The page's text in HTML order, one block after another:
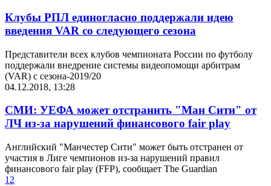
Клубы РПЛ единогласно поддержали идею
введения VAR со следующего сезона
Представители всех клубов чемпионата России по футболу
поддержали внедрение системы видеопомощи арбитрам
(VAR) с сезона-2019/20
04.12.2018, 13:28
СМИ: УЕФА может отстранить "Ман Сити" от
ЛЧ из-за нарушений финансового fair play
Английский "Манчестер Сити" может быть отстранен от
участия в Лиге чемпионов из-за нарушений правил
финансового fair play (FFP), сообщает The Guardian
1 2